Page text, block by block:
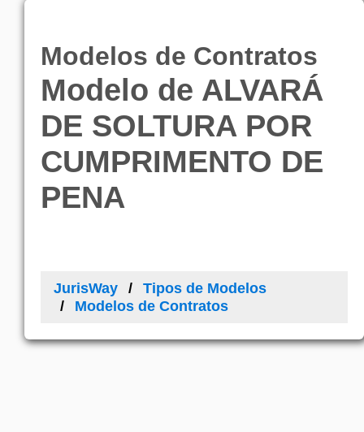
Modelos de Contratos
Modelo de ALVARÁ
DE SOLTURA POR
CUMPRIMENTO DE
PENA
JurisWay
Tipos de Modelos
Modelos de Contratos